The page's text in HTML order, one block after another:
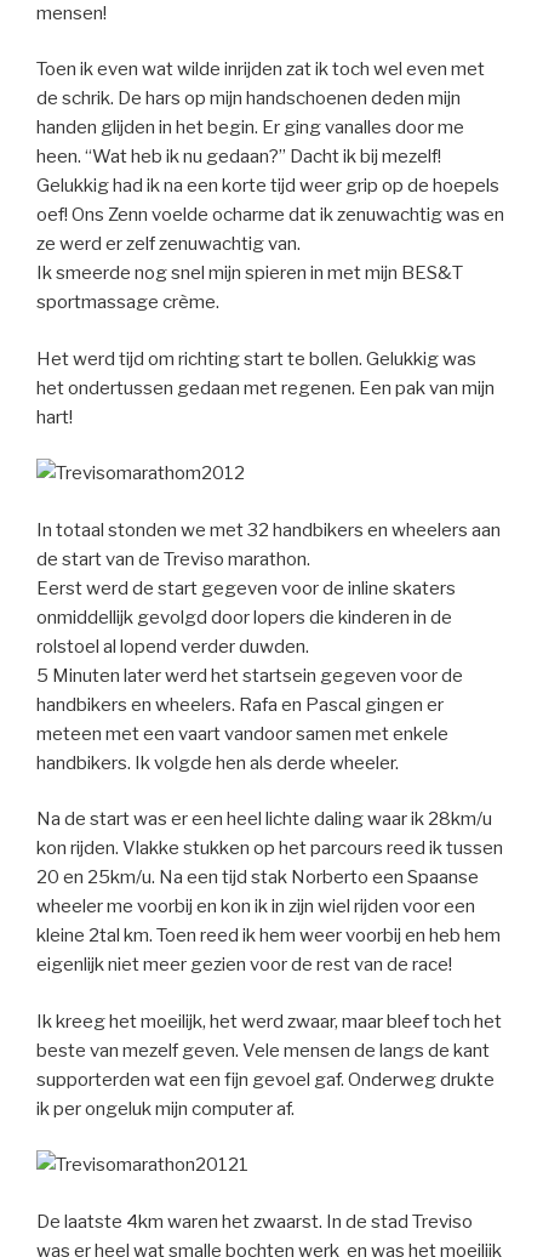
mensen!
Toen ik even wat wilde inrijden zat ik toch wel even met
de schrik. De hars op mijn handschoenen deden mijn
handen glijden in het begin. Er ging vanalles door me
heen. “Wat heb ik nu gedaan?” Dacht ik bij mezelf!
Gelukkig had ik na een korte tijd weer grip op de hoepels
oef! Ons Zenn voelde ocharme dat ik zenuwachtig was en
ze werd er zelf zenuwachtig van.
Ik smeerde nog snel mijn spieren in met mijn BES&T
sportmassage crème.
Het werd tijd om richting start te bollen. Gelukkig was
het ondertussen gedaan met regenen. Een pak van mijn
hart!
In totaal stonden we met 32 handbikers en wheelers aan
de start van de Treviso marathon.
Eerst werd de start gegeven voor de inline skaters
onmiddellijk gevolgd door lopers die kinderen in de
rolstoel al lopend verder duwden.
5 Minuten later werd het startsein gegeven voor de
handbikers en wheelers. Rafa en Pascal gingen er
meteen met een vaart vandoor samen met enkele
handbikers. Ik volgde hen als derde wheeler.
Na de start was er een heel lichte daling waar ik 28km/u
kon rijden. Vlakke stukken op het parcours reed ik tussen
20 en 25km/u. Na een tijd stak Norberto een Spaanse
wheeler me voorbij en kon ik in zijn wiel rijden voor een
kleine 2tal km. Toen reed ik hem weer voorbij en heb hem
eigenlijk niet meer gezien voor de rest van de race!
Ik kreeg het moeilijk, het werd zwaar, maar bleef toch het
beste van mezelf geven. Vele mensen de langs de kant
supporterden wat een fijn gevoel gaf. Onderweg drukte
ik per ongeluk mijn computer af.
De laatste 4km waren het zwaarst. In de stad Treviso
was er heel wat smalle bochten werk en was het moeilijk